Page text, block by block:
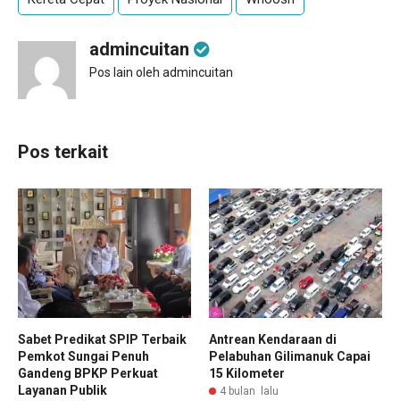
admincuitan
Pos lain oleh admincuitan
Pos terkait
Sabet Predikat SPIP Terbaik
Pemkot Sungai Penuh
Gandeng BPKP Perkuat
Layanan Publik
Antrean Kendaraan di
Pelabuhan Gilimanuk Capai
15 Kilometer
4 bulan lalu